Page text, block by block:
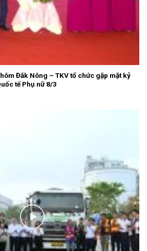
Đắk Nông – TKV tổ chức gặp mặt kỷ
tế Phụ nữ 8/3